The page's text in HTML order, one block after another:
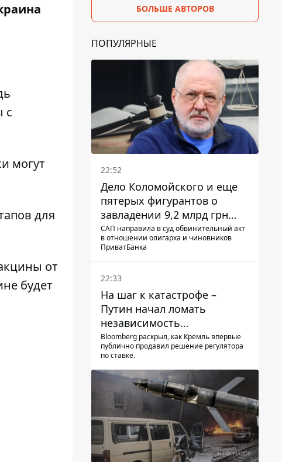
с
могут
для
от
будет
БОЛЬШЕ АВТОРОВ
ПОПУЛЯРНЫЕ
22:52
Дело Коломойского и еще
пятерых фигурантов о
завладении 9,2 млрд грн
ПриватБанка направили в
суд
САП направила в суд обвинительный акт
в отношении олигарха и чиновников
ПриватБанка
22:33
На шаг к катастрофе –
Путин начал ломать
независимость
собственного Центробанка,
заставив снизить базовую
Bloomberg раскрыл, как Кремль впервые
публично продавил решение регулятора
по ставке.